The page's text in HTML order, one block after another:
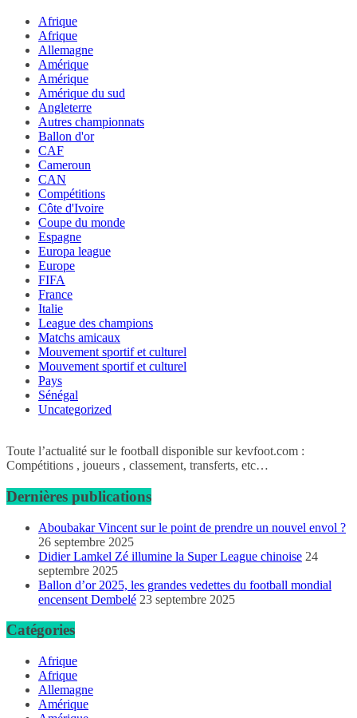
Afrique
Afrique
Allemagne
Amérique
Amérique
Amérique du sud
Angleterre
Autres championnats
Ballon d'or
CAF
Cameroun
CAN
Compétitions
Côte d'Ivoire
Coupe du monde
Espagne
Europa league
Europe
FIFA
France
Italie
League des champions
Matchs amicaux
Mouvement sportif et culturel
Mouvement sportif et culturel
Pays
Sénégal
Uncategorized
Toute l’actualité sur le football disponible sur kevfoot.com :
Compétitions , joueurs , classement, transferts, etc…
Dernières publications
Aboubakar Vincent sur le point de prendre un nouvel envol ?
26 septembre 2025
Didier Lamkel Zé illumine la Super League chinoise 24
septembre 2025
Ballon d’or 2025, les grandes vedettes du football mondial
encensent Dembelé 23 septembre 2025
Catégories
Afrique
Afrique
Allemagne
Amérique